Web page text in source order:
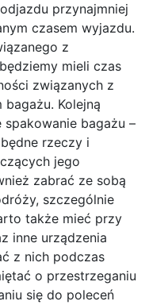
przynajmniej
czasem wyjazdu.
z
mieli czas
związanych z
bagażu. Kolejną
bagażu –
rzeczy i
jego
zabrać ze sobą
szczególnie
także mieć przy
inne urządzenia
z nich podczas
o przestrzeganiu
się do poleceń